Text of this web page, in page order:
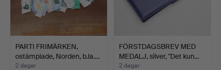
PARTI FRIMÄRKEN,
ostämplade, Norden, b.la.…
2 dagar
FÖRSTDAGSBREV MED
MEDALJ, silver, "Det kun…
2 dagar